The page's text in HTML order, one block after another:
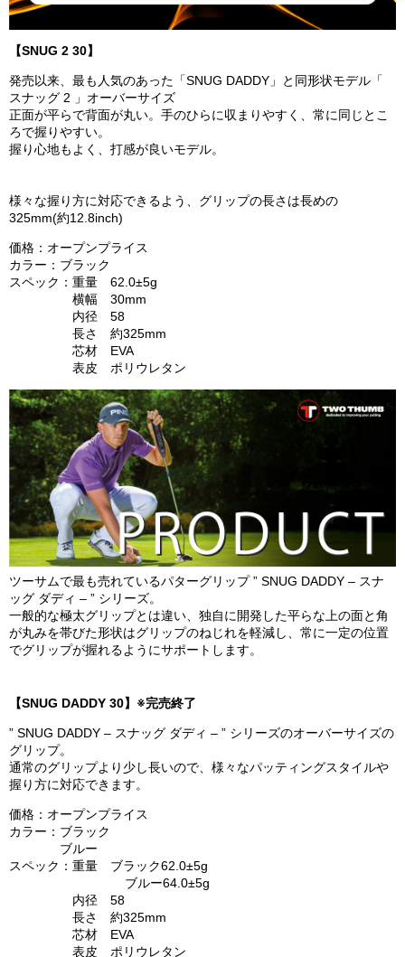
【SNUG 2 30】
発売以来、最も人気のあった「SNUG DADDY」と同形状モデル「
スナッグ 2 」オーバーサイズ
正面が平らで背面が丸い。手のひらに収まりやすく、常に同じとこ
ろで握りやすい。
握り心地もよく、打感が良いモデル。
様々な握り方に対応できるよう、グリップの長さは長めの
325mm(約12.8inch)
価格：オープンプライス
カラー：ブラック
スペック：重量 62.0±5g
横幅 30mm
内径 58
長さ 約325mm
芯材 EVA
表皮 ポリウレタン
ツーサムで最も売れているパターグリップ ” SNUG DADDY – スナ
ッグ ダディ – ” シリーズ。
一般的な極太グリップとは違い、独自に開発した平らな上の面と角
が丸みを帯びた形状はグリップのねじれを軽減し、常に一定の位置
でグリップが握れるようにサポートします。
【SNUG DADDY 30】※完売終了
” SNUG DADDY – スナッグ ダディ – ” シリーズのオーバーサイズの
グリップ。
通常のグリップより少し長いので、様々なパッティングスタイルや
握り方に対応できます。
価格：オープンプライス
カラー：ブラック
ブルー
スペック：重量 ブラック62.0±5g
ブルー64.0±5g
内径 58
長さ 約325mm
芯材 EVA
表皮 ポリウレタン